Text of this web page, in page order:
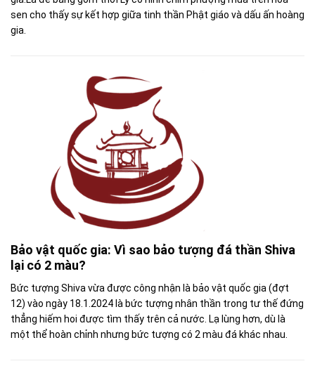
sen cho thấy sự kết hợp giữa tinh thần Phật giáo và dấu ấn hoàng
gia.
Bảo vật quốc gia: Vì sao bảo tượng đá thần Shiva
lại có 2 màu?
Bức tượng Shiva vừa được công nhận là bảo vật quốc gia (đợt
12) vào ngày 18.1.2024 là bức tượng nhân thần trong tư thế đứng
thẳng hiếm hoi được tìm thấy trên cả nước. Lạ lùng hơn, dù là
một thể hoàn chỉnh nhưng bức tượng có 2 màu đá khác nhau.